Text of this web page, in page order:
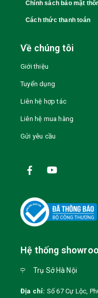
Chính sách bảo mật
Cách thức thanh toán
Về chúng tôi
Giới thiệu
Tuyển dụng
Liên hệ hợp tác
Liên hệ mua hàng
Gửi yêu cầu
Hệ thống
Trụ Sở Hà Nội
Địa chỉ: Số 67 Cự Lộc,